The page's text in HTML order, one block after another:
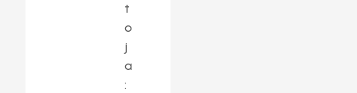
t
o
j
a
: